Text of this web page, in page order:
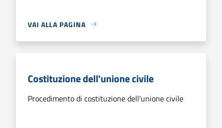
VAI ALLA PAGINA
Costituzione dell'unione civile
Procedimento di costituzione dell'unione civile